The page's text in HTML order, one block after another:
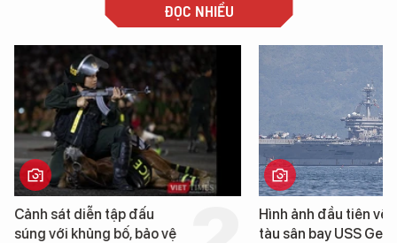
ĐỌC NHIỀU
đấu
bảo vệ
Hình ảnh đầu tiên về siêu
tàu sân bay USS George